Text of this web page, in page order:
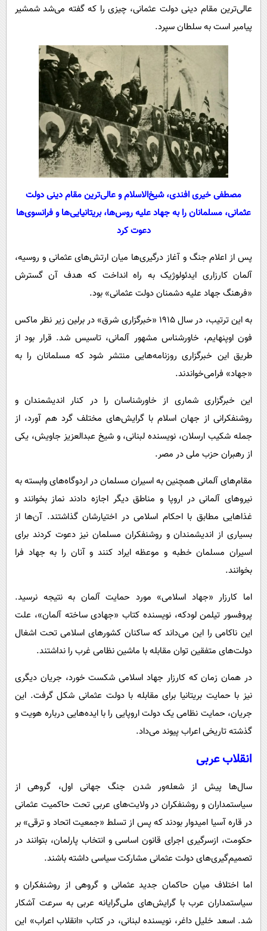
عالی‌ترین مقام دینی دولت عثمانی، چیزی را که گفته می‌شد شمشیر
پیامبر است به سلطان سپرد.
مصطفی خیری افندی، شیخ‌الاسلام و عالی‌ترین مقام دینی دولت
عثمانی، مسلمانان را به جهاد علیه روس‌ها، بریتانیایی‌ها و فرانسوی‌ها
دعوت کرد
پس از اعلام جنگ و آغاز درگیری‌ها میان ارتش‌های عثمانی و روسیه،
آلمان کارزاری ایدئولوژیک به راه انداخت که هدف آن گسترش
«فرهنگ جهاد علیه دشمنان دولت عثمانی» بود.
به این ترتیب، در سال ۱۹۱۵ «خبرگزاری شرق» در برلین زیر نظر ماکس
فون اوپنهایم، خاورشناس مشهور آلمانی، تاسیس شد. قرار بود از
طریق این خبرگزاری روزنامه‌هایی منتشر شود که مسلمانان را به
«جهاد» فرامی‌خواندند.
این خبرگزاری شماری از خاورشناسان را در کنار اندیشمندان و
روشنفکرانی از جهان اسلام با گرایش‌های مختلف گرد هم آورد، از
جمله شکیب ارسلان، نویسنده لبنانی، و شیخ عبدالعزیز جاویش، یکی
از رهبران حزب ملی در مصر.
مقام‌های آلمانی همچنین به اسیران مسلمان در اردوگاه‌های وابسته به
نیروهای آلمانی در اروپا و مناطق دیگر اجازه دادند نماز بخوانند و
غذاهایی مطابق با احکام اسلامی در اختیارشان گذاشتند. آن‌ها از
بسیاری از اندیشمندان و روشنفکران مسلمان نیز دعوت کردند برای
اسیران مسلمان خطبه و موعظه ایراد کنند و آنان را به جهاد فرا
بخوانند.
اما کارزار «جهاد اسلامی» مورد حمایت آلمان به نتیجه نرسید.
پروفسور تیلمن لودکه، نویسنده کتاب «جهادی ساخته آلمان»، علت
این ناکامی را این می‌داند که ساکنان کشورهای اسلامی تحت اشغال
دولت‌های متفقین توان مقابله با ماشین نظامی غرب را نداشتند.
در همان زمان که کارزار جهاد اسلامی شکست خورد، جریان دیگری
نیز با حمایت بریتانیا برای مقابله با دولت عثمانی شکل گرفت. این
جریان، حمایت نظامی یک دولت اروپایی را با ایده‌هایی درباره هویت و
گذشته تاریخی اعراب پیوند می‌داد.
انقلاب عربی
سال‌ها پیش از شعله‌ور شدن جنگ جهانی اول، گروهی از
سیاستمداران و روشنفکران در ولایت‌های عربی تحت حاکمیت عثمانی
در قاره آسیا امیدوار بودند که پس از تسلط «جمعیت اتحاد و ترقی» بر
حکومت، ازسرگیری اجرای قانون اساسی و انتخاب پارلمان، بتوانند در
تصمیم‌گیری‌های دولت عثمانی مشارکت سیاسی داشته باشند.
اما اختلاف میان حاکمان جدید عثمانی و گروهی از روشنفکران و
سیاستمداران عرب با گرایش‌های ملی‌گرایانه عربی به سرعت آشکار
شد. اسعد خلیل داغر، نویسنده لبنانی، در کتاب «انقلاب اعراب» این